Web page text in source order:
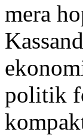
mera
politik